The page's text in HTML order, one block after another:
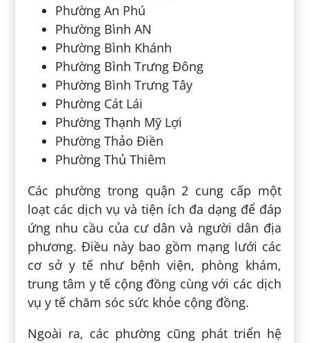
Phường An Phú
Phường Bình AN
Phường Bình Khánh
Phường Bình Trưng Đông
Phường Bình Trưng Tây
Phường Cát Lái
Phường Thạnh Mỹ Lợi
Phường Thảo Điền
Phường Thủ Thiêm
Các phường trong quận 2 cung cấp một
loạt các dịch vụ và tiện ích đa dạng để đáp
ứng nhu cầu của cư dân và người dân địa
phương. Điều này bao gồm mạng lưới các
cơ sở y tế như bệnh viện, phòng khám,
trung tâm y tế cộng đồng cùng với các dịch
vụ y tế chăm sóc sức khỏe cộng đồng.
Ngoài ra, các phường cũng phát triển hệ